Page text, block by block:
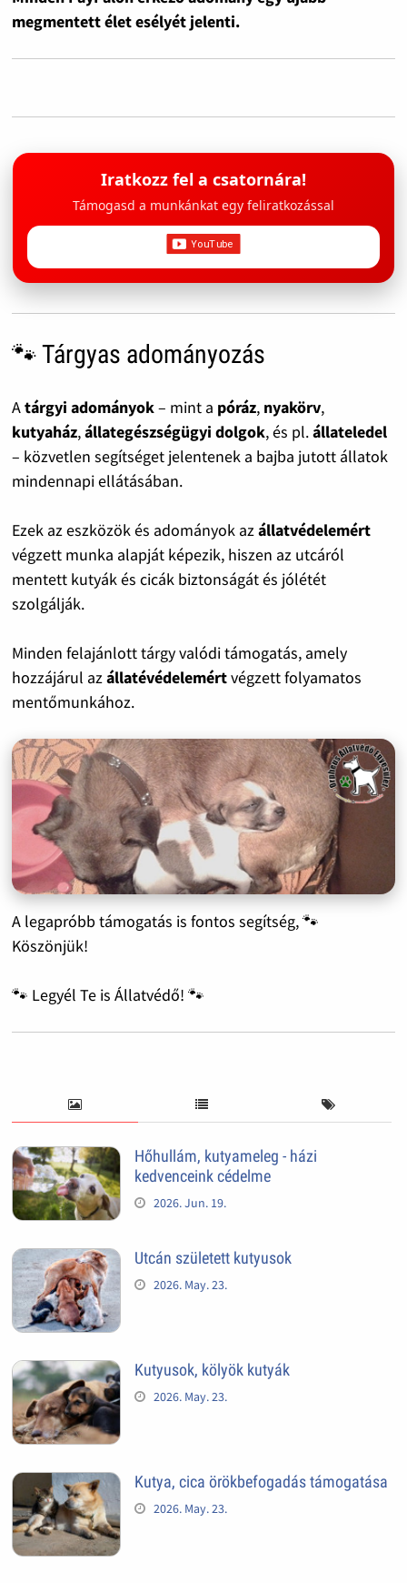
megmentett élet esélyét jelenti.
Iratkozz fel a csatornára!
Támogasd a munkánkat egy feliratkozással
🐾 Tárgyas adományozás
Atárgyi adományok– mint a póráz, nyakörv,
kutyaház,állategészségügyi dolgok, és pl.állateledel
– közvetlen segítséget jelentenek a bajba jutott állatok
mindennapi ellátásában.
Ezek az eszközök és adományok azállatvédelemért
végzett munka alapját képezik, hiszen az utcáról
mentett kutyák és cicák biztonságát és jólétét
szolgálják.
Minden felajánlott tárgy valódi támogatás, amely
hozzájárul azállatévédelemértvégzett folyamatos
mentőmunkához.
A legapróbb támogatás is fontos segítség, 🐾
Köszönjük!
🐾 Legyél Te is Állatvédő! 🐾
Hőhullám, kutyameleg - házi
kedvenceink cédelme
2026. Jun. 19.
Utcán született kutyusok
2026. May. 23.
Kutyusok, kölyök kutyák
2026. May. 23.
Kutya, cica örökbefogadás támogatása
2026. May. 23.